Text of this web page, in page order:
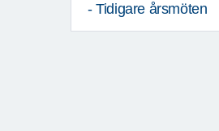
- Tidigare årsmöten